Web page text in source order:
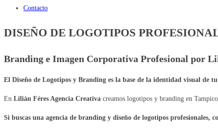
Contacto
DISEÑO DE LOGOTIPOS
Branding e Imagen Corporativa Profesional por
El Diseño de Logotipos y Branding es la base de la identidad visual de
En Lilián Féres Agencia Creativa creamos logotipos y branding en
Si buscas una agencia de branding y diseño de logotipos profesionales,